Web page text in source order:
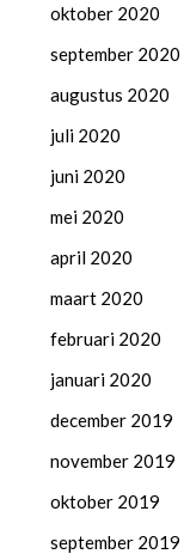
oktober 2020
september 2020
augustus 2020
juli 2020
juni 2020
mei 2020
april 2020
maart 2020
februari 2020
januari 2020
december 2019
november 2019
oktober 2019
september 2019